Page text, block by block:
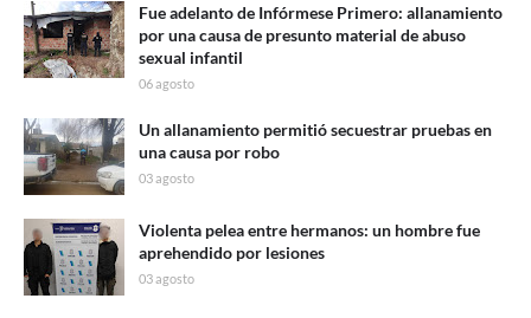
Fue adelanto de Infórmese Primero: allanamiento
por una causa de presunto material de abuso
sexual infantil
06 agosto
Un allanamiento permitió secuestrar pruebas en
una causa por robo
03 agosto
Violenta pelea entre hermanos: un hombre fue
aprehendido por lesiones
03 agosto